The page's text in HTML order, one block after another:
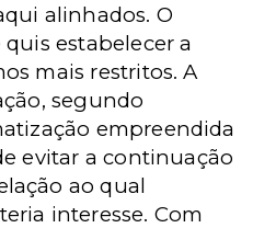
alinhados. O
estabelecer a
mais restritos. A
segundo
empreendida
evitar a continuação
ao qual
interesse. Com